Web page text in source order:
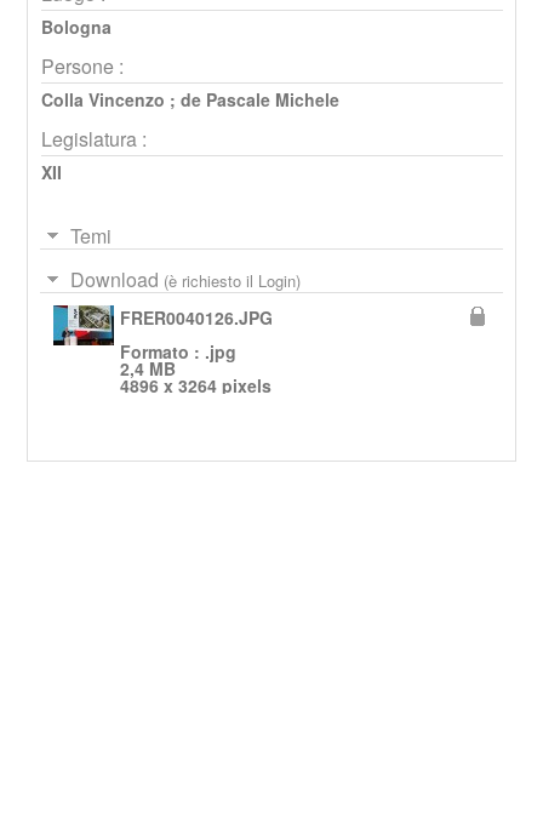
Bologna
Persone :
Colla Vincenzo ; de Pascale Michele
Legislatura :
XII
Temi
Download (è richiesto il Login)
FRER0040126.JPG
Formato : .jpg
2,4 MB
4896 x 3264 pixels